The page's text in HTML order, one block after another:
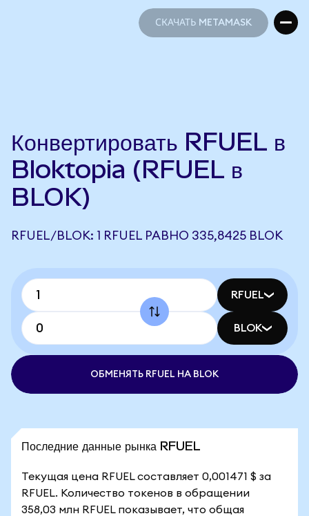
СКАЧАТЬ METAMASK
Конвертировать RFUEL в
Bloktopia (RFUEL в
BLOK)
RFUEL/BLOK: 1 RFUEL РАВНО 335,8425 BLOK
RFUEL
BLOK
ОБМЕНЯТЬ RFUEL НА BLOK
Последние данные рынка RFUEL
Текущая цена RFUEL составляет 0,001471 $ за
RFUEL. Количество токенов в обращении
358,03 млн RFUEL показывает, что общая